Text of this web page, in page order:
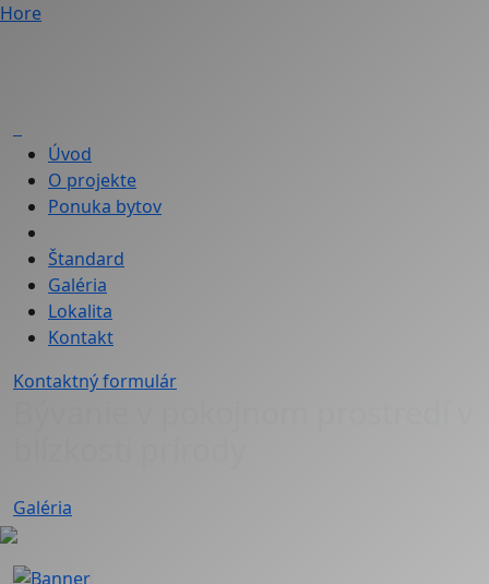
Hore
Úvod
O projekte
Ponuka bytov
Štandard
Galéria
Lokalita
Kontakt
Kontaktný formulár
Galéria